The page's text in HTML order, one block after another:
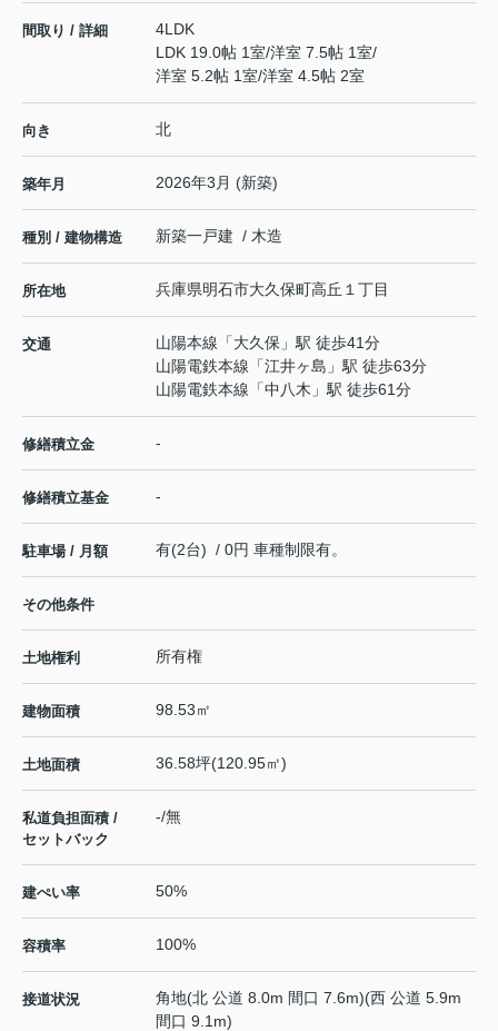
間取り / 詳細
4LDK
LDK 19.0帖 1室/洋室 7.5帖 1室/
洋室 5.2帖 1室/洋室 4.5帖 2室
向き 北
築年月 2026年3月 (新築)
種別 / 建物構造 新築一戸建 / 木造
所在地 兵庫県明石市大久保町高丘 １丁目
交通 山陽本線 「大久保 」駅 徒歩41分
山陽電鉄本線 「江井ヶ島 」駅 徒歩63分
山陽電鉄本線 「中八木 」駅 徒歩61分
修繕積立金 -
修繕積立基金 -
駐車場 / 月額 有(2台) / 0円 車種制限有。
その他条件
土地権利 所有権
建物面積 98.53㎡
土地面積 36.58坪(120.95㎡)
私道負担面積 /
セットバック
-/無
建ぺい率 50%
容積率 100%
接道状況
角地(北 公道 8.0m 間口 7.6m)(西 公道 5.9m
間口 9.1m)